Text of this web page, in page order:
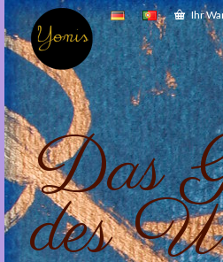
Ihr
Das
des